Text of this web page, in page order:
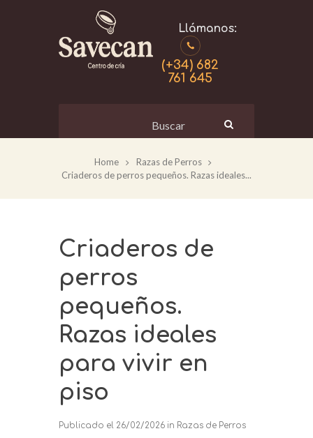
(+34) 682
761 645
Home
Razas de Perros
Criaderos de perros pequeños. Razas ideales...
Criaderos de
perros
pequeños.
Razas ideales
para vivir en
piso
Publicado el 26/02/2026 in Razas de Perros